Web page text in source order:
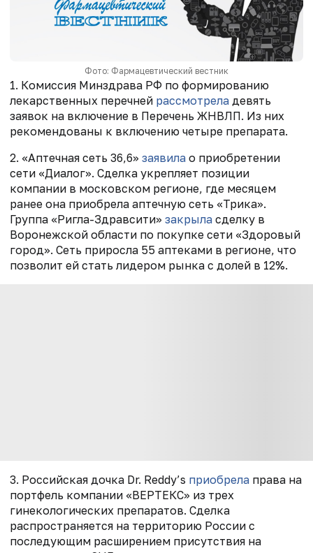
Фото: Фармацевтический вестник
1. Комиссия Минздрава РФ по формированию
лекарственных перечней рассмотрела девять
заявок на включение в Перечень ЖНВЛП. Из них
рекомендованы к включению четыре препарата.
2. «Аптечная сеть 36,6» заявила о приобретении
сети «Диалог». Сделка укрепляет позиции
компании в московском регионе, где месяцем
ранее она приобрела аптечную сеть «Трика».
Группа «Ригла-Здравсити» закрыла сделку в
Воронежской области по покупке сети «Здоровый
город». Сеть приросла 55 аптеками в регионе, что
позволит ей стать лидером рынка с долей в 12%.
3. Российская дочка Dr. Reddy’s приобрела права на
портфель компании «ВЕРТЕКС» из трех
гинекологических препаратов. Сделка
распространяется на территорию России с
последующим расширением присутствия на